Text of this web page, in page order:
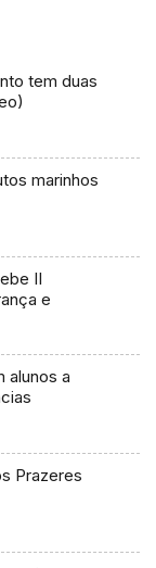
tem duas
marinhos
II
e
alunos a
Prazeres